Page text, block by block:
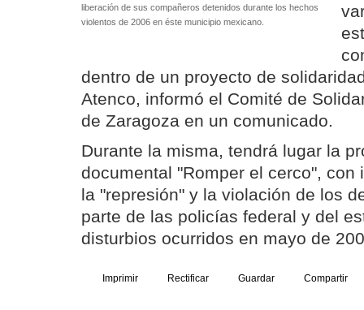
liberación de sus compañeros detenidos durante los hechos
violentos de 2006 en éste municipio mexicano.
dentro de un proyecto de
Atenco, informó el Comité de
de Zaragoza en un comunicado.
Durante la misma, tendrá lugar la
documental "Romper el cerco", con
la "represión" y la violación de los
parte de las policías federal y del
disturbios ocurridos en mayo de
Imprimir Rectificar Guardar Compartir